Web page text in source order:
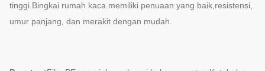
tinggi.Bingkai rumah kaca memiliki penuaan yang baik, resistensi,
umur panjang, dan merakit dengan mudah.